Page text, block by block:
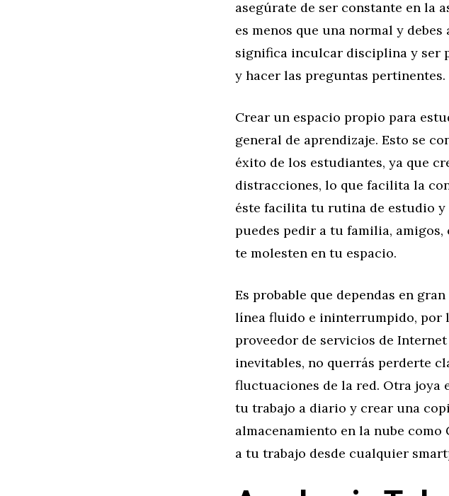
asegúrate de ser constante en la
es menos que una normal y
significa inculcar disciplina y ser
y hacer las preguntas pertinentes.
Crear un espacio propio para
general de aprendizaje. Esto se
éxito de los estudiantes, ya que
distracciones, lo que facilita la
éste facilita tu rutina de estudio y
puedes pedir a tu familia,
te molesten en tu espacio.
Es probable que dependas en
línea fluido e ininterrumpido, por
proveedor de servicios de
inevitables, no querrás perderte
fluctuaciones de la red. Otra joya
tu trabajo a diario y crear una
almacenamiento en la nube
a tu trabajo desde cualquier